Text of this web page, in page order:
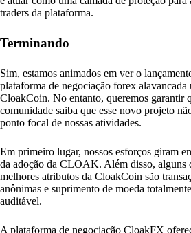
traders da plataforma.
Terminando
Sim, estamos animados em ver o
plataforma de negociação forex alavancada
CloakCoin. No entanto, queremos garantir
comunidade saiba que esse novo projeto
ponto focal de nossas atividades.
Em primeiro lugar, nossos esforços giram
da adoção da CLOAK. Além disso, alguns
melhores atributos da CloakCoin são
anônimas e suprimento de moeda totalmente
auditável.
A plataforma de negociação CloakFX